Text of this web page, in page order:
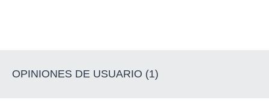
OPINIONES DE USUARIO (1)